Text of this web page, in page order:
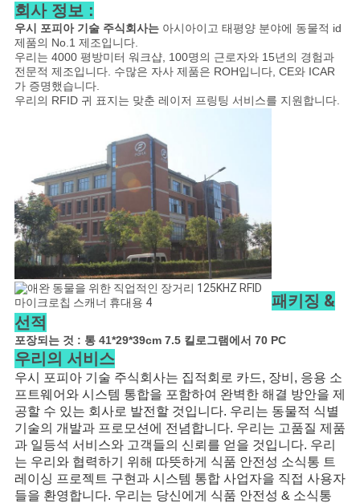
회사 정보 :
우시 포피아 기술 주식회사는아시아이고 태평양 분야에 동물적 id
제품의 No.1 제조입니다.
우리는 4000 평방미터 워크샵, 100명의 근로자와 15년의 경험과
전문적 제조입니다. 수많은 자사 제품은 ROH입니다, CE와 ICAR
가 증명했습니다.
우리의 RFID 귀 표지는 맞춘 레이저 프링팅 서비스를 지원합니다.
패키징 &
선적
포장되는 것 : 통 41*29*39cm 7.5 킬로그램에서 70 PC
우리의 서비스
우시 포피아 기술 주식회사는 집적회로 카드, 장비, 응용 소
프트웨어와 시스템 통합을 포함하여 완벽한 해결 방안을 제
공할 수 있는 회사로 발전할 것입니다. 우리는 동물적 식별
기술의 개발과 프로모션에 전념합니다. 우리는 고품질 제품
과 일등석 서비스와 고객들의 신뢰를 얻을 것입니다. 우리
는 우리와 협력하기 위해 따뜻하게 식품 안전성 소식통 트
레이싱 프로젝트 구현과 시스템 통합 사업자을 직접 사용자
들을 환영합니다. 우리는 당신에게 식품 안전성 & 소식통